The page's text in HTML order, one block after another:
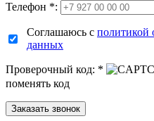
Телефон *:
Соглашаюсь с политикой
данных
Проверочный код: *
поменять код